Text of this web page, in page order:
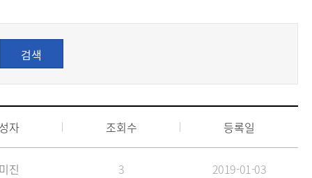
검색
자 조회수 등록일
진 3 2019-01-03